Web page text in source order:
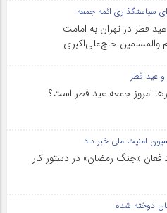
سیاستگذاری ائمه جمعه
عید فطر در تهران به امامت
والمسلمین حاج‌علی‌اکبری
عید فطر
امروز جمعه عید فطر است؟
امنیت ملی خبر داد
«جنگ رمضان» در دستور کار
دوخته شده